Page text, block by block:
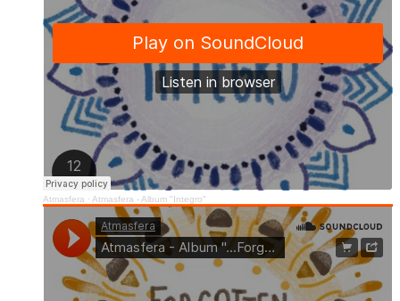
Atmasfera · Atmasfera - Album "Integro"